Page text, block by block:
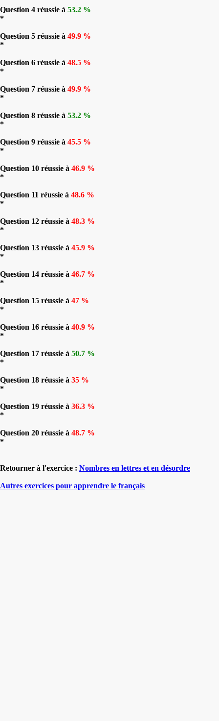
Question 4 réussie à 53.2 %
*
Question 5 réussie à 49.9 %
*
Question 6 réussie à 48.5 %
*
Question 7 réussie à 49.9 %
*
Question 8 réussie à 53.2 %
*
Question 9 réussie à 45.5 %
*
Question 10 réussie à 46.9 %
*
Question 11 réussie à 48.6 %
*
Question 12 réussie à 48.3 %
*
Question 13 réussie à 45.9 %
*
Question 14 réussie à 46.7 %
*
Question 15 réussie à 47 %
*
Question 16 réussie à 40.9 %
*
Question 17 réussie à 50.7 %
*
Question 18 réussie à 35 %
*
Question 19 réussie à 36.3 %
*
Question 20 réussie à 48.7 %
*
Retourner à l'exercice : Nombres en lettres et en désordre
Autres exercices pour apprendre le français